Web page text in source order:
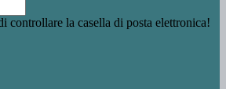
controllare la casella di posta elettronica!